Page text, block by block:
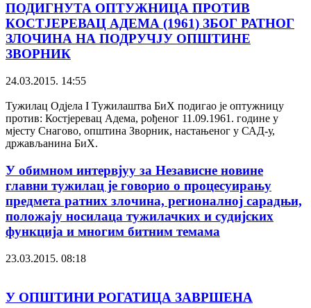
ПОДИГНУТА ОПТУЖНИЦА ПРОТИВ
КОСТЈЕРЕВАЦ АДЕМА (1961) ЗБОГ РАТНОГ
ЗЛОЧИНА НА ПОДРУЧЈУ ОПШТИНЕ
ЗВОРНИК
24.03.2015. 14:55
Тужилац Одјела I Тужилаштва БиХ подигао је оптужницу
против: Костјеревац Адема, рођеног 11.09.1961. године у
мјесту Снагово, општина Зворник, настањеног у САД-у,
држављанина БиХ.
У обимном интервјуу за Независне новине
главни тужилац је говорио о процесуирању
предмета ратних злочина, регионалној сарадњи,
положају носилаца тужилачких и судијских
функција и многим битним темама
23.03.2015. 08:18
У ОПШТИНИ РОГАТИЦА ЗАВРШЕНА